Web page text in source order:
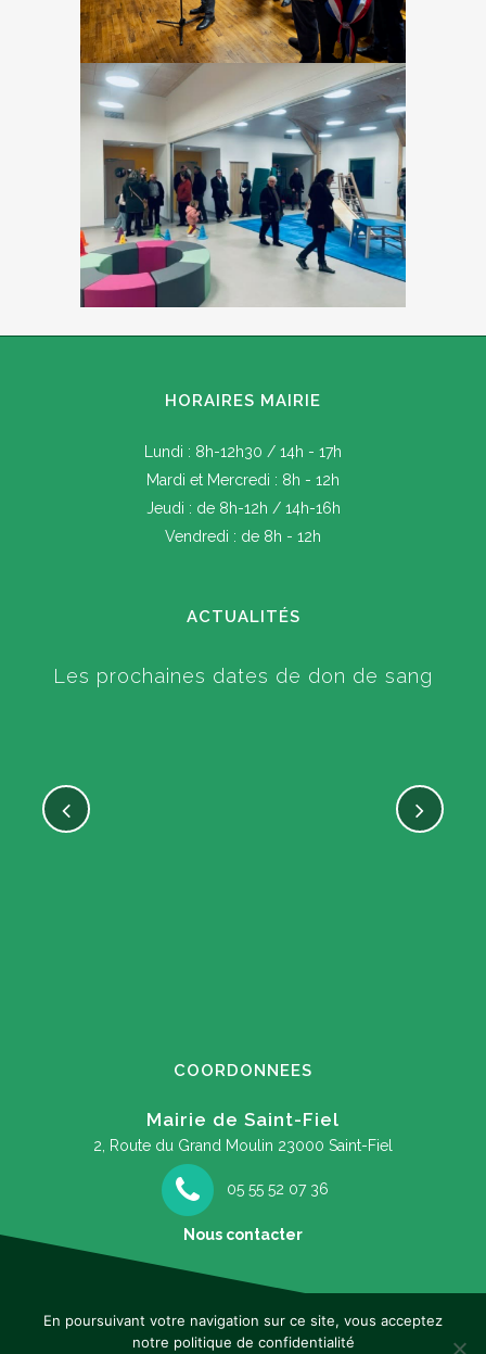
HORAIRES MAIRIE
Lundi : 8h-12h30 / 14h - 17h
Mardi et Mercredi : 8h - 12h
Jeudi : de 8h-12h / 14h-16h
Vendredi : de 8h - 12h
ACTUALITÉS
Les prochaines dates de don de sang
COORDONNEES
Mairie de Saint-Fiel
2, Route du Grand Moulin 23000 Saint-Fiel
05 55 52 07 36
Nous contacter
Mentions légales
En poursuivant votre navigation sur ce site, vous acceptez
notre politique de confidentialité